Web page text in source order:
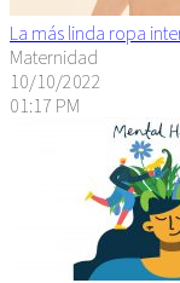
La más linda ropa
Maternidad
10/10/2022
01:17 PM